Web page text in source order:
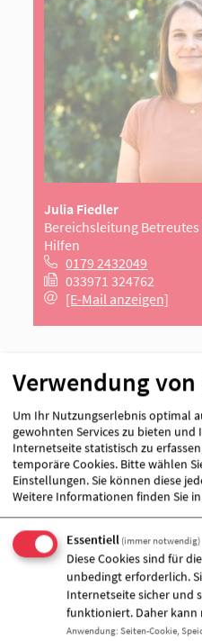
Julia Fiedler
Bereichsleitung
Hilfen
0179 2432049
033971 324762
[E-Mail anzeigen]
AWO-
Eichenweg 67
16816 Kyritz
Julia Fiedler
0179-2432049
033971-326045
[E-Mail anzeigen]
www.awo-opr.de
Angebote für
Verwendung von
Um Ihr Nutzungserlebnis optimal
gewohnten Services zu bieten
Internetseite statistisch zu
temporäre Cookies. Bitte wählen
Einstellungen. Sie können diese
Weitere Informationen finden Sie
Essentiell (immer notwendig)
Diese Cookies sind für
unbedingt erforderlich.
Internetseite sicher und
funktioniert. Daher kann
Anwendung: Seiten-Cookie,